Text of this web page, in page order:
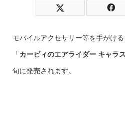
モバイルアクセサリー等を手がける
「カービィのエアライダー キャラ
旬に発売されます。